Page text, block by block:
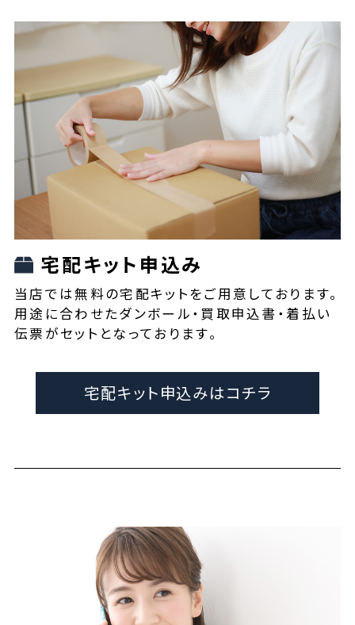
宅配キット申込み
当店では無料の宅配キットをご用意しております。
用途に合わせたダンボール・買取申込書・着払い
伝票がセットとなっております。
宅配キット申込みはコチラ